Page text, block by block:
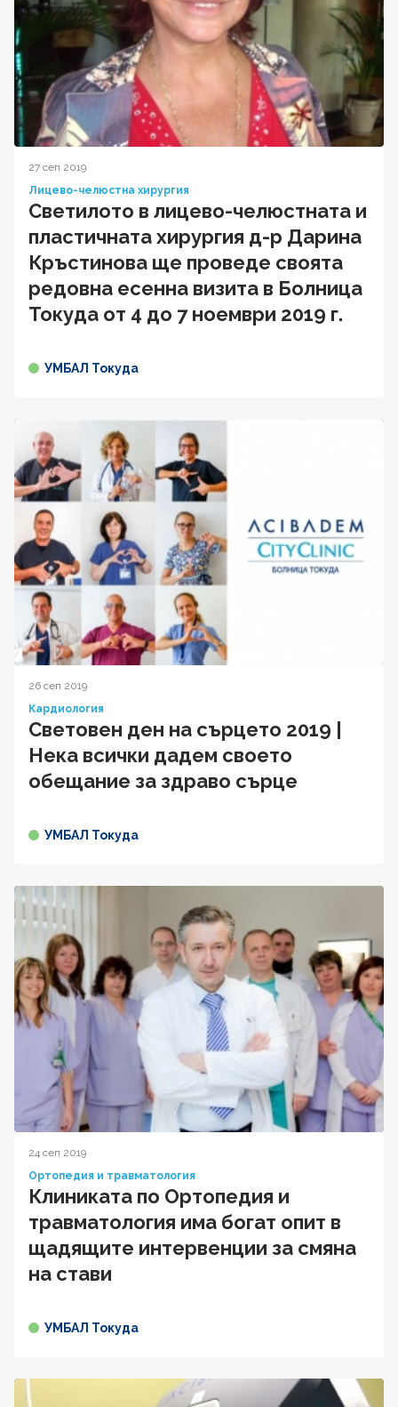
27 сеп 2019
Лицево-челюстна хирургия
Светилото в лицево-челюстната и
пластичната хирургия д-р Дарина
Кръстинова ще проведе своята
редовна есенна визита в Болница
Токуда от 4 до 7 ноември 2019 г.
УМБАЛ Токуда
26 сеп 2019
Кардиология
Световен ден на сърцето 2019 |
Нека всички дадем своето
обещание за здраво сърце
УМБАЛ Токуда
24 сеп 2019
Ортопедия и травматология
Клиниката по Ортопедия и
травматология има богат опит в
щадящите интервенции за смяна
на стави
УМБАЛ Токуда